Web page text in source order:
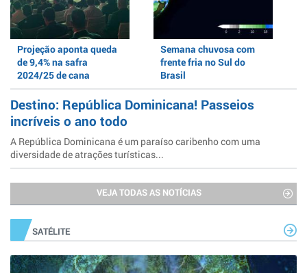
Projeção aponta queda
de 9,4% na safra
2024/25 de cana
Semana chuvosa com
frente fria no Sul do
Brasil
Destino: República Dominicana! Passeios
incríveis o ano todo
A República Dominicana é um paraíso caribenho com uma
diversidade de atrações turísticas...
VEJA TODAS AS NOTÍCIAS
SATÉLITE